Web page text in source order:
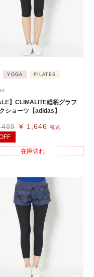
YOGA PILATES
】CLIMALITE総柄グラフ
ショーツ【adidas】
¥ 1,646 税込
在庫切れ